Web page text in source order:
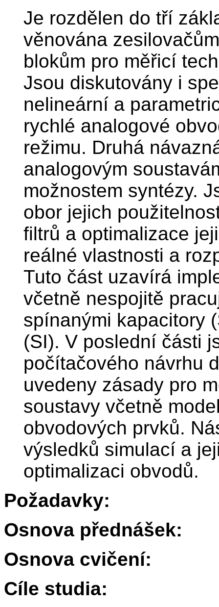
Je rozdělen do tří
věnována
blokům pro měřicí
Jsou diskutovány i
nelineární a
rychlé analogové
režimu. Druhá
analogovým
možnostem syntézy.
obor jejich
filtrů a optimalizace
reálné vlastnosti a
Tuto část uzavírá
včetně nespojitě
spínanými kapacitory
(SI). V poslední části
počítačového návrhu
uvedeny zásady pro
soustavy včetně
obvodových prvků.
výsledků simulací a
optimalizaci obvodů.
Požadavky:
Osnova přednášek:
Osnova cvičení:
Cíle studia: